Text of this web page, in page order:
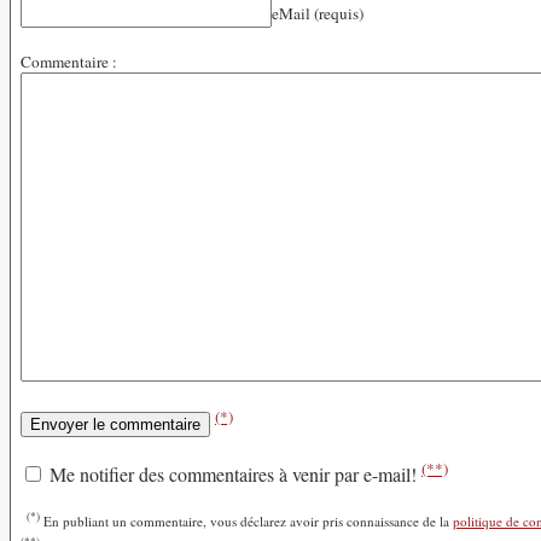
eMail (requis)
Commentaire :
(*)
Me notifier des commentaires à venir par e-mail! (**)
(*) En publiant un commentaire, vous déclarez avoir pris connaissance de la politique de